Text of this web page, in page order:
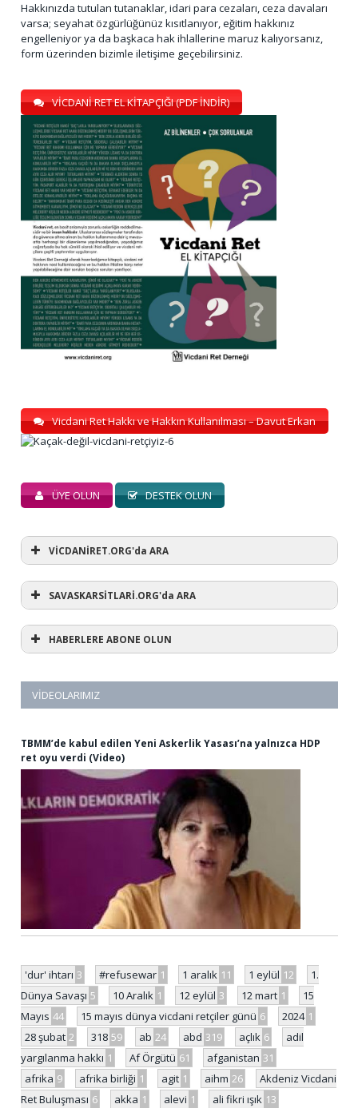
Hakkınızda tutulan tutanaklar, idari para cezaları, ceza davaları
varsa; seyahat özgürlüğünüz kısıtlanıyor, eğitim hakkınız
engelleniyor ya da başkaca hak ihlallerine maruz kalıyorsanız,
form üzerinden bizimle iletişime geçebilirsiniz.
VİCDANİ RET EL KİTAPÇIĞI (PDF İNDİR)
Vicdani Ret Hakkı ve Hakkın Kullanılması – Davut Erkan
ÜYE OLUN DESTEK OLUN
VİCDANİRET.ORG'da ARA
SAVASKARSİTLARİ.ORG'da ARA
HABERLERE ABONE OLUN
VIDEOLARIMIZ
TBMM’de kabul edilen Yeni Askerlik Yasası’na yalnızca HDP
ret oyu verdi (Video)
'dur' ihtarı 3 #refusewar 1 1 aralık 11 1 eylül 12
1.
Dünya Savaşı 5 10 Aralık 1 12 eylül 3 12 mart 1
15
Mayıs 44 15 mayıs dünya vicdani retçiler günü 6 2024 1
28 şubat 2 318 59 ab 24 abd 319 açlık 6
adil
yargılanma hakkı 1 Af Örgütü 61 afganistan 31
afrika 9 afrika birliği 1 agit 1 aihm 26
Akdeniz Vicdani
Ret Buluşması 6 akka 1 alevi 1 ali fikri ışık 13